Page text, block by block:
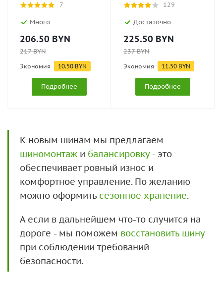
7
Много
206.50 BYN
217BYN
Экономия 10.50 BYN
Подробнее
129
Достаточно
225.50 BYN
237BYN
Экономия 11.50 BYN
Подробнее
К новым шинам мы предлагаем
шиномонтаж и балансировку- это
обеспечивает ровный износ и
комфортное управление. По желанию
можно оформить сезонное хранение.
А если в дальнейшем что-то случится на
дороге - мы поможем восстановить шину
при соблюдении требований
безопасности.